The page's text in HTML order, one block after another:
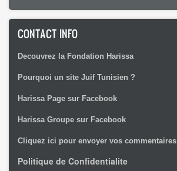
CONTACT INFO
Decouvrez la Fondation Harissa
Pourquoi un site Juif Tunisien ?
Harissa Page sur Facebook
Harissa Groupe sur Facebook
Cliquez ici pour envoyer vos commentaires
Politique de Confidentialite